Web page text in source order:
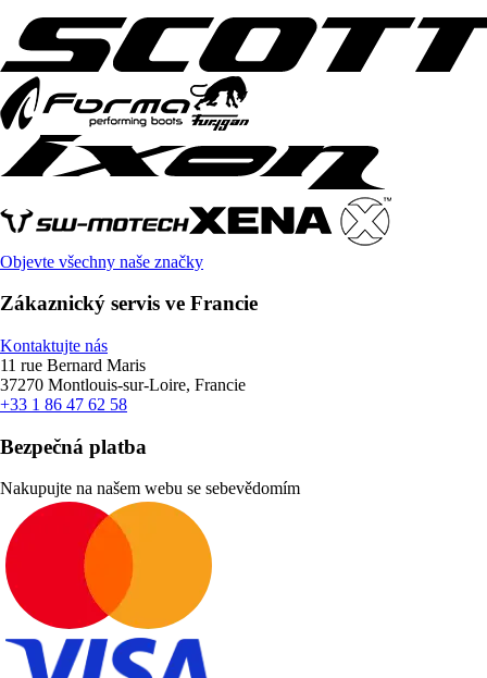
Objevte všechny naše značky
Zákaznický servis ve Francie
Kontaktujte nás
11 rue Bernard Maris
37270 Montlouis-sur-Loire, Francie
+33 1 86 47 62 58
Bezpečná platba
Nakupujte na našem webu se sebevědomím